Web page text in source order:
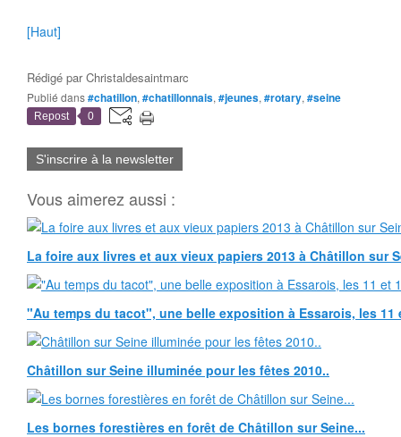
[Haut]
Rédigé parChristaldesaintmarc
Publié dans#chatillon, #chatillonnais, #jeunes, #rotary, #seine
Repost 0
S'inscrire à la newsletter
Vous aimerez aussi :
La foire aux livres et aux vieux papiers 2013 à Châtillon sur
"Au temps du tacot", une belle exposition à Essarois, les 11
Châtillon sur Seine illuminée pour les fêtes 2010..
Les bornes forestières en forêt de Châtillon sur Seine...